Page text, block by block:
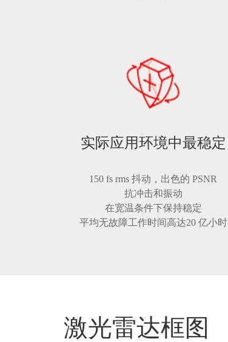
实际应用环境中最稳定
150 fs rms 抖动，出色的 PSNR
抗冲击和振动
在宽温条件下保持稳定
平均无故障工作时间高达20 亿小时
激光雷达框图